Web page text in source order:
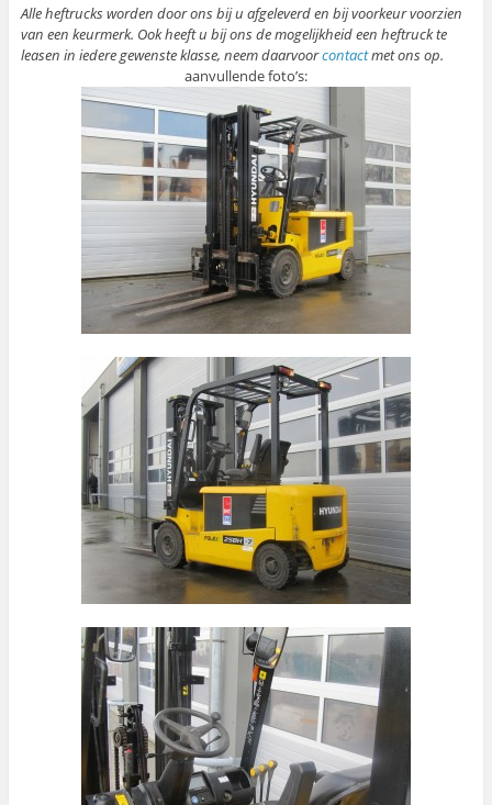
Alle heftrucks worden door ons bij u afgeleverd en bij voorkeur voorzien
van een keurmerk. Ook heeft u bij ons de mogelijkheid een heftruck te
leasen in iedere gewenste klasse, neem daarvoorcontactmet ons op.
aanvullende foto’s: